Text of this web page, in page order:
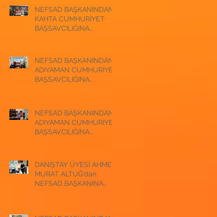
NEFSAD BAŞKANINDAN
KAHTA CUMHURİYET
BAŞSAVCILIĞINA
NEFSAD BAŞKANINDAN
ADIYAMAN CUMHURİYET
BAŞSAVCILIĞINA
NEFSAD BAŞKANINDAN
ADIYAMAN CUMHURİYET
BAŞSAVCILIĞINA
DANIŞTAY ÜYESİ AHMET
MURAT ALTUĞ’dan
NEFSAD BAŞKANINA